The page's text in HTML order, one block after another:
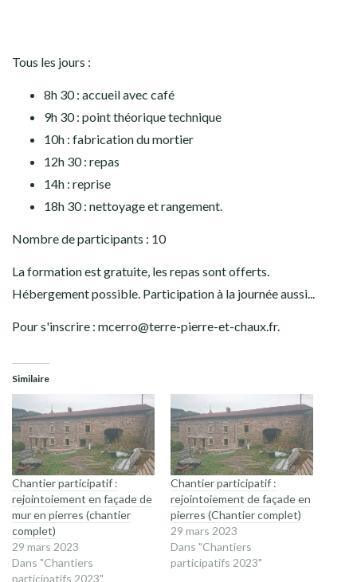
Tous les jours :
8h 30 : accueil avec café
9h 30 : point théorique technique
10h : fabrication du mortier
12h 30 : repas
14h : reprise
18h 30 : nettoyage et rangement.
Nombre de participants : 10
La formation est gratuite, les repas sont offerts.
Hébergement possible. Participation à la journée aussi...
Pour s'inscrire : mcerro@terre-pierre-et-chaux.fr.
Similaire
Chantier participatif :
rejointoiement en façade de
mur en pierres (chantier
complet)
29 mars 2023
Dans "Chantiers
participatifs 2023"
Chantier participatif :
rejointoiement de façade en
pierres (Chantier complet)
29 mars 2023
Dans "Chantiers
participatifs 2023"